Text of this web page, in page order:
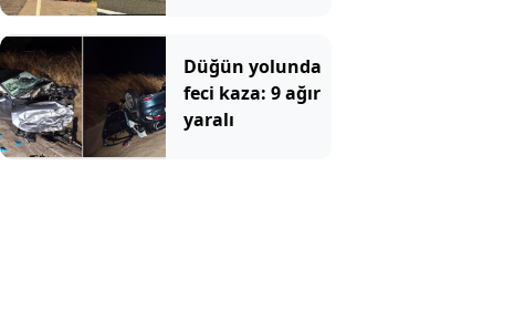
hale geldi
Düğün yolunda
feci kaza: 9 ağır
yaralı